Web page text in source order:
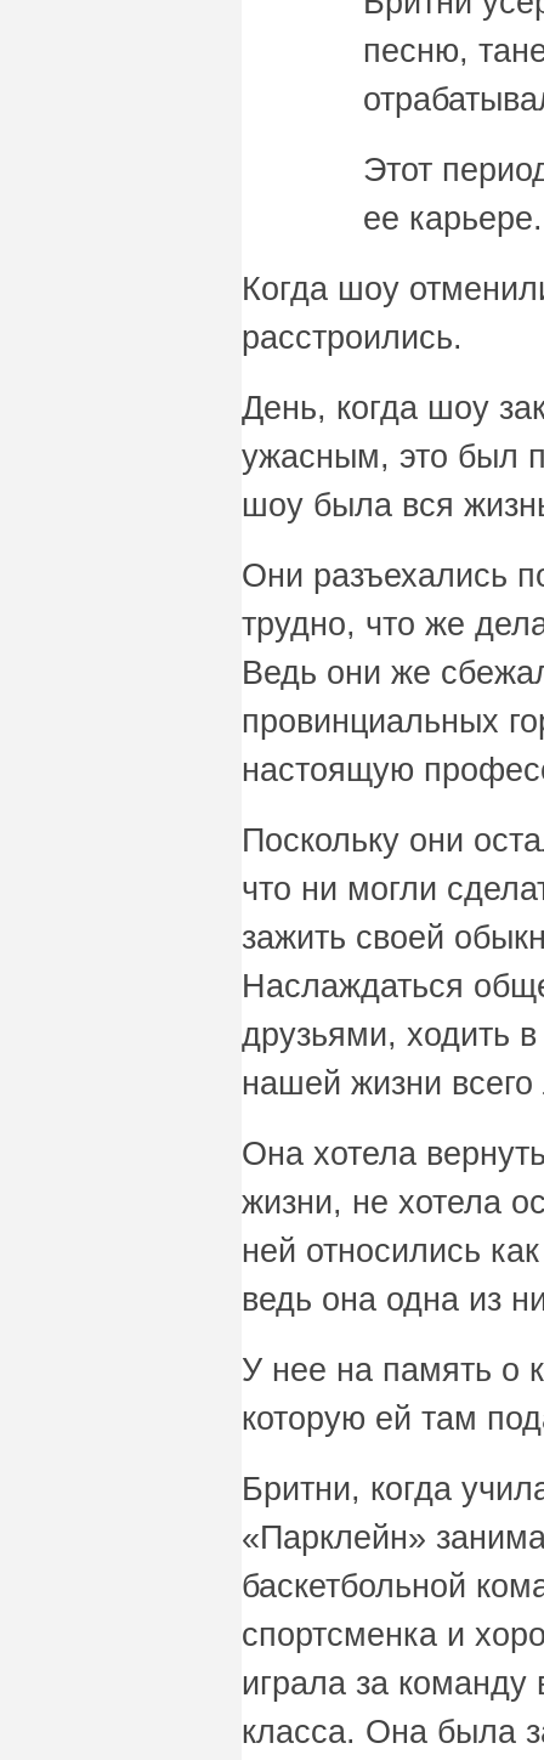
песню,
Этот
ее карьере.
Когда шоу
расстроились.
День, когда шоу
ужасным, это был
шоу была вся
Они разъехались
трудно, что же
Ведь они же
провинциальных
настоящую
Поскольку они
что ни могли
зажить своей
Наслаждаться
друзьями, ходить
нашей жизни
Она хотела
жизни, не хотела
ней относились
ведь она одна из
У нее на память о
которую ей там
Бритни, когда
«Парклейн»
баскетбольной
спортсменка и
играла за команду
класса. Она была